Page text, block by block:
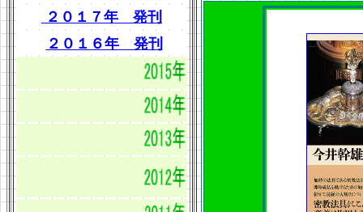
２０１７年 発刊
２０１６年 発刊